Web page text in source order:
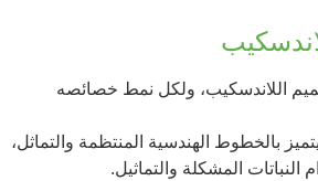
اللاندسكيب، ولكل نمط خصائصه
يتميز بالخطوط الهندسية المنتظمة والتماثل،
النباتات المشكلة والتماثيل.